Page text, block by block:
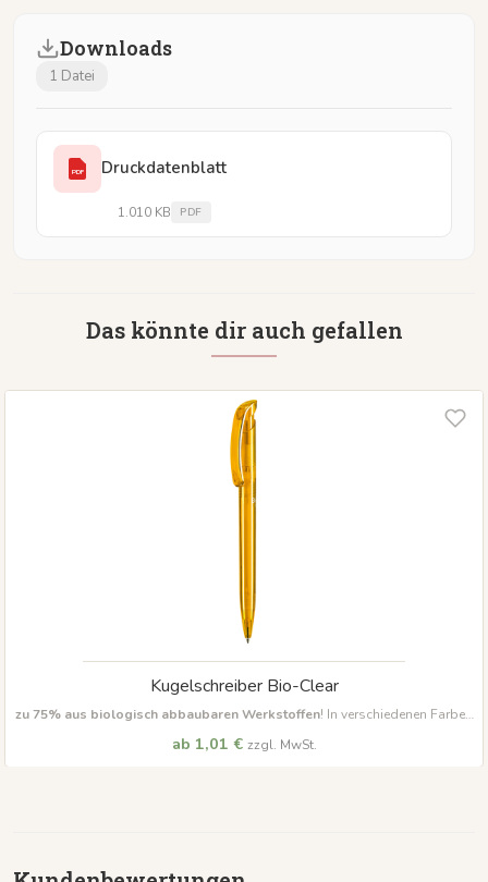
Downloads
1 Datei
PDF Druckdatenblatt
1.010 KB PDF
Das könnte dir auch gefallen
Kugelschreiber Bio-Clear
zu 75% aus biologisch abbaubaren Werkstoffen! In verschiedenen Farben
Stück
ab 1,01 € zzgl. MwSt.